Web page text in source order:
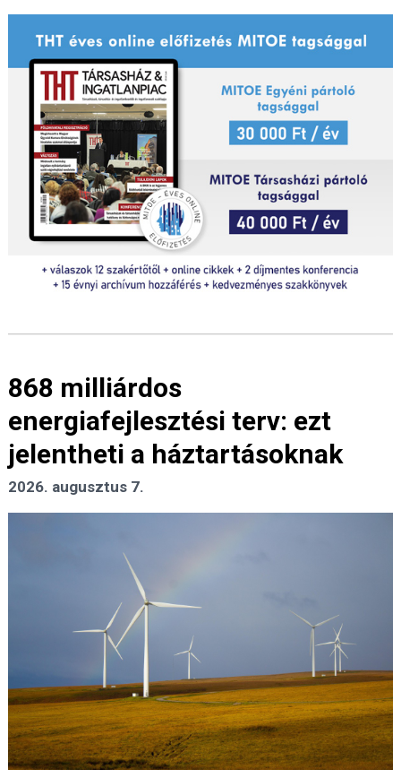
868 milliárdos
energiafejlesztési terv: ezt
jelentheti a háztartásoknak
2026. augusztus 7.